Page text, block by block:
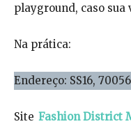
playground, caso
Na prática:
Endereço: SS16,
Site Fashion District